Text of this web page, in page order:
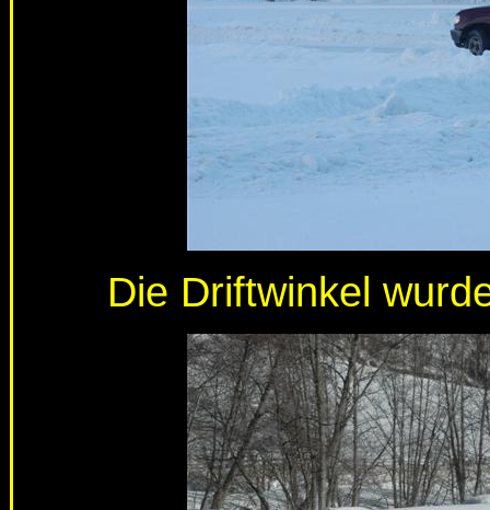
Die Driftwinkel